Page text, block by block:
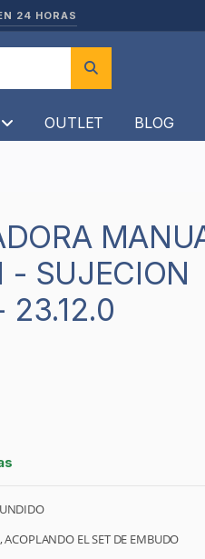
24 HORAS
OUTLET BLOG
- SUJECION
23.12.0
EL SET DE EMBUDO